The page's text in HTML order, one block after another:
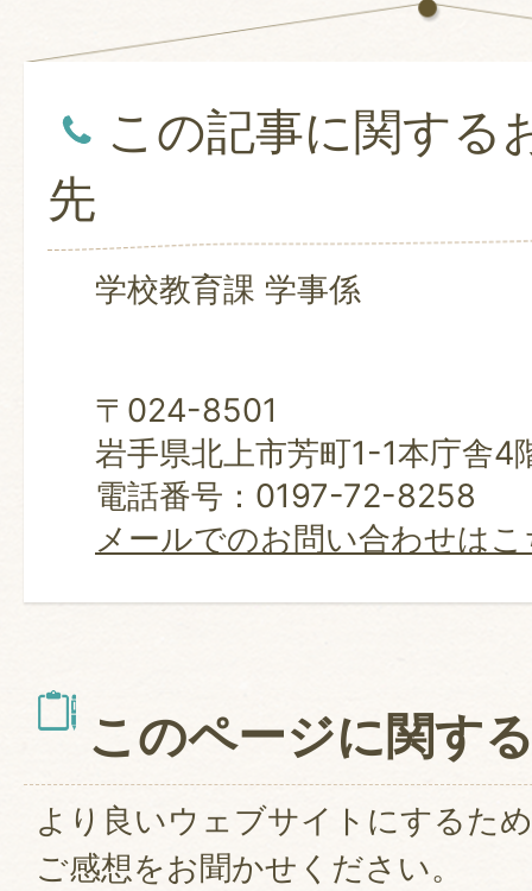
この記事に関する
先
学校教育課 学事係
〒024-8501
岩手県北上市芳町1-1本庁舎4
電話番号：0197-72-8258
メールでのお問い合わせは
このページに関す
より良いウェブサイトにするた
ご感想をお聞かせください。